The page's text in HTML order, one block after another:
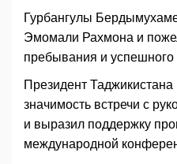
Гурбангулы
Эмомали Рахмона и
пребывания и успешного
Президент
значимость встречи с
и выразил поддержку
международной